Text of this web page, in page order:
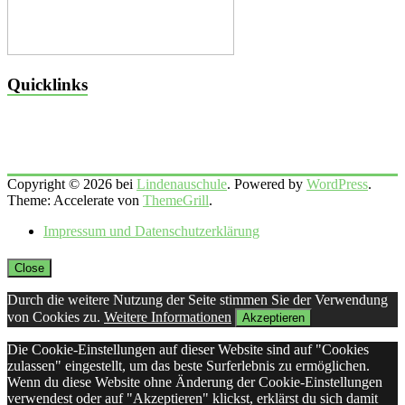
Quicklinks
Copyright © 2026 bei Lindenauschule. Powered by WordPress.
Theme: Accelerate von ThemeGrill.
Impressum und Datenschutzerklärung
Close
Durch die weitere Nutzung der Seite stimmen Sie der Verwendung
von Cookies zu. Weitere Informationen Akzeptieren
Die Cookie-Einstellungen auf dieser Website sind auf "Cookies
zulassen" eingestellt, um das beste Surferlebnis zu ermöglichen.
Wenn du diese Website ohne Änderung der Cookie-Einstellungen
verwendest oder auf "Akzeptieren" klickst, erklärst du sich damit